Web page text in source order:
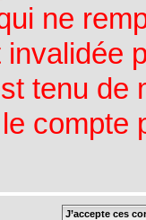
ne
tenu de
compte